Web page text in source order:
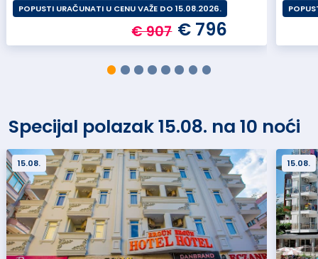
POPUSTI URAČUNATI U CENU VAŽE DO 15.08.2026.
€ 907 € 796
Specijal polazak 15.08. na 10 noći
15.08. 15.08.